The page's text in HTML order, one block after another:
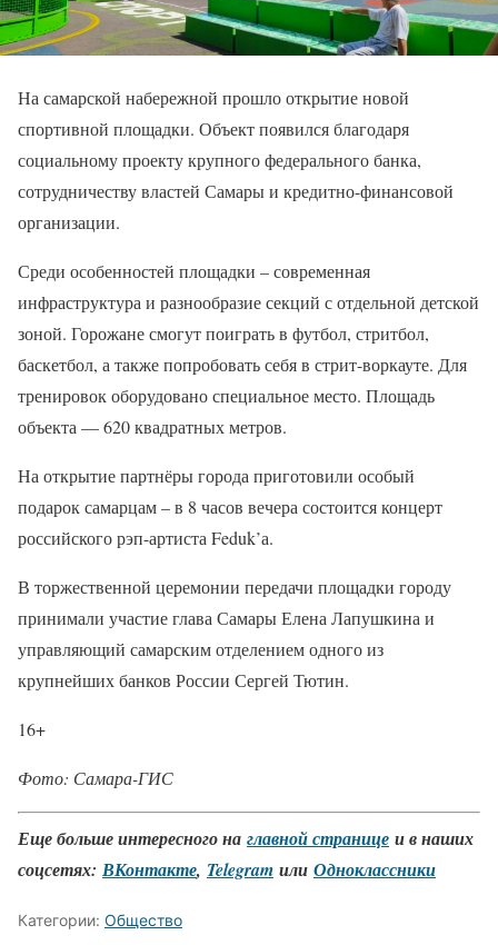
На самарской набережной прошло открытие новой
спортивной площадки. Объект появился благодаря
социальному проекту крупного федерального банка,
сотрудничеству властей Самары и кредитно-финансовой
организации.
Среди особенностей площадки – современная
инфраструктура и разнообразие секций с отдельной детской
зоной. Горожане смогут поиграть в футбол, стритбол,
баскетбол, а также попробовать себя в стрит-воркауте. Для
тренировок оборудовано специальное место. Площадь
объекта — 620 квадратных метров.
На открытие партнёры города приготовили особый
подарок самарцам – в 8 часов вечера состоится концерт
российского рэп-артиста Feduk’а.
В торжественной церемонии передачи площадки городу
принимали участие глава Самары Елена Лапушкина и
управляющий самарским отделением одного из
крупнейших банков России Сергей Тютин.
16+
Фото: Самара-ГИС
Еще больше интересного на главной странице и в наших
соцсетях: ВКонтакте, Telegram или Одноклассники
Категории: Общество